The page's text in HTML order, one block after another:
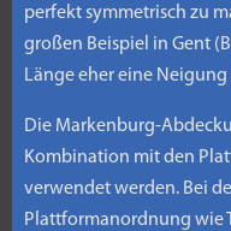
perfekt symmetrisch zu
großen Beispiel in Gent
Länge eher eine
Die Markenburg-
Kombination mit den
verwendet werden. Bei
Plattformanordnung wie